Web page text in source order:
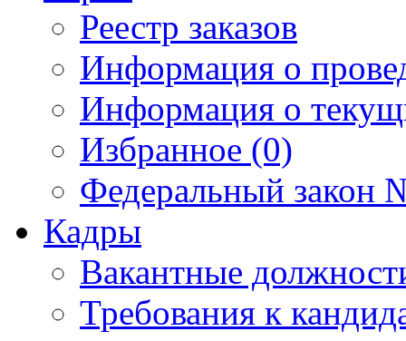
Реестр заказов
Информация о
Информация о
Избранное (0)
Федеральный закон
Кадры
Вакантные
Требования к